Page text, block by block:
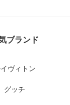
ブランド
ヴィトン
グッチ